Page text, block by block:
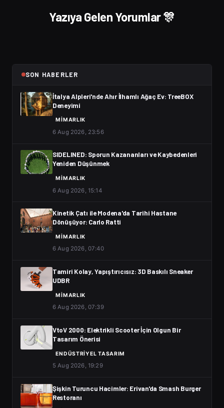
Yazıya Gelen Yorumlar 🎊
SON HABERLER
İtalya Alpleri'nde Ahır İlhamlı Ağaç Ev: TreeBOX
Deneyimi
MIMARLIK
6 Aug 2026, 23:56
SIDELINED: Sporun Kazananları ve Kaybedenleri
Yeniden Düşünmek
MIMARLIK
6 Aug 2026, 15:14
Kinetik Çatı ile Modena'da Tarihi Hastane
Dönüşüyor: Carlo Ratti
MIMARLIK
6 Aug 2026, 07:40
Tamiri Kolay, Yapıştırıcısız: 3D Baskılı Sneaker
UDBR
MIMARLIK
6 Aug 2026, 07:39
VtoV 2000: Elektrikli Scooter İçin Olgun Bir
Tasarım Önerisi
ENDÜSTRIYEL TASARIM
5 Aug 2026, 19:29
Şişkin Turuncu Hacimler: Erivan'da Smash Burger
Restoranı